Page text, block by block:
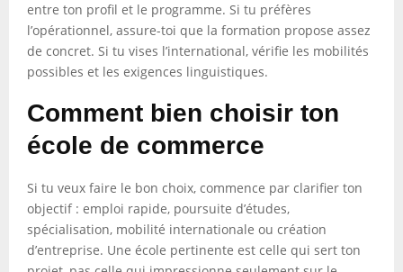
entre ton profil et le programme. Si tu préfères
l’opérationnel, assure-toi que la formation propose assez
de concret. Si tu vises l’international, vérifie les mobilités
possibles et les exigences linguistiques.
Comment bien choisir ton
école de commerce
Si tu veux faire le bon choix, commence par clarifier ton
objectif : emploi rapide, poursuite d’études,
spécialisation, mobilité internationale ou création
d’entreprise. Une école pertinente est celle qui sert ton